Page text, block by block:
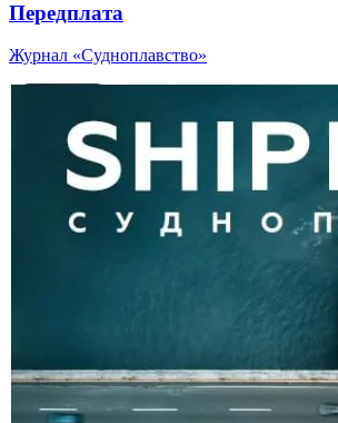
Передплата
Журнал «Судноплавство»